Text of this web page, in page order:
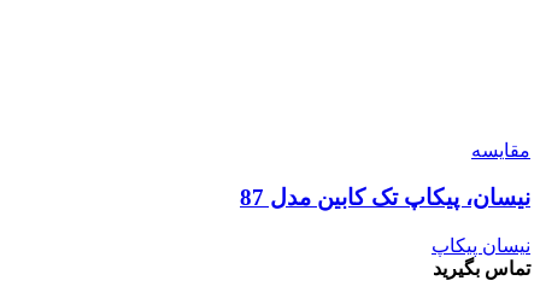
مقایسه
نیسان، پیکاپ تک کابین مدل 87
نیسان پیکاپ
تماس بگیرید